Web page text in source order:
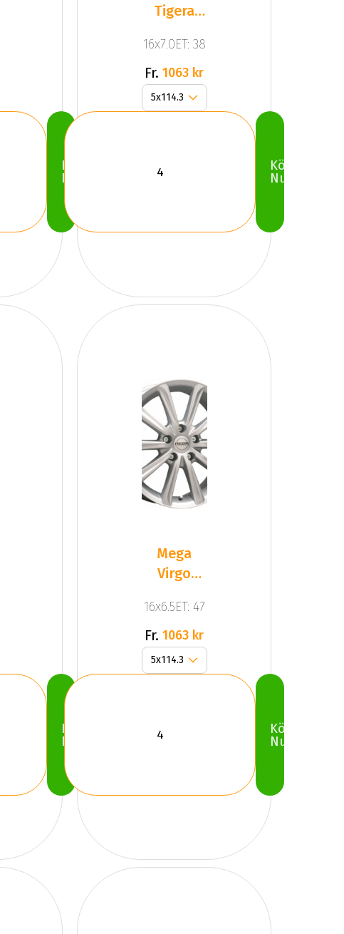
Köp
Nu
Tigera
Anthracite
Gr
16x7.0ET: 38
Fr. 1063 kr
Köp
Nu
Köp
Nu
Mega
Virgo
16x6.5ET: 47
Fr. 1063 kr
Köp
Nu